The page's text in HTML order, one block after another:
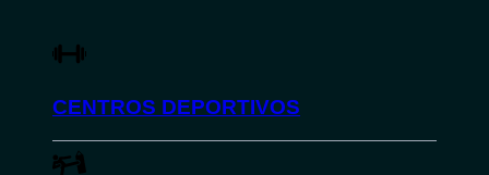
CENTROS DEPORTIVOS